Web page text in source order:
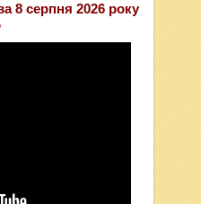
8 серпня 2026 року